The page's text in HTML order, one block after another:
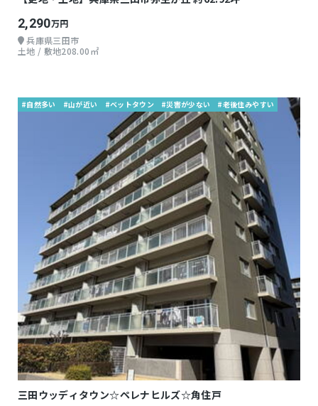
2,290万円
兵庫県三田市
土地 / 敷地208.00㎡
#自然多い #山が近い #ベットタウン #災害が少ない #老後住みやすい
三田ウッディタウン☆ペレナヒルズ☆角住戸